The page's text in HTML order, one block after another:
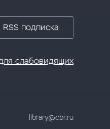
RSS подписка
слабовидящих
library@cbr.ru